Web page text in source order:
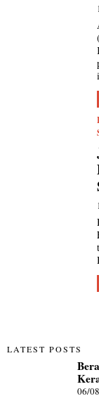
LATEST POSTS
06/